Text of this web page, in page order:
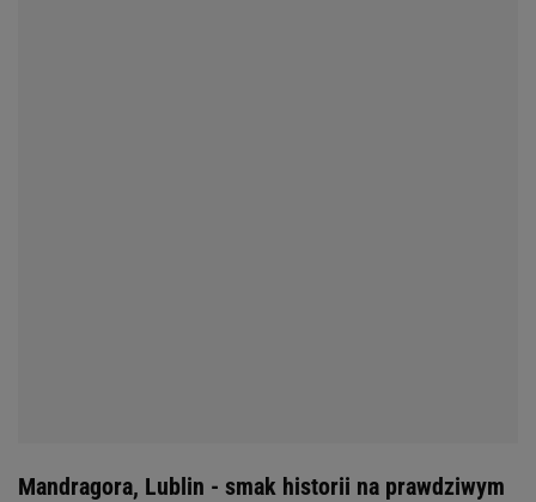
Mandragora, Lublin - smak historii na prawdziwym